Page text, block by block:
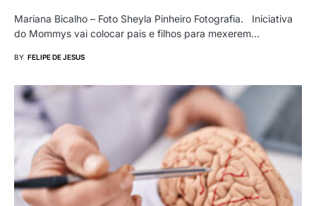
Mariana Bicalho – Foto Sheyla Pinheiro Fotografia. Iniciativa
do Mommys vai colocar pais e filhos para mexerem…
BY FELIPE DE JESUS